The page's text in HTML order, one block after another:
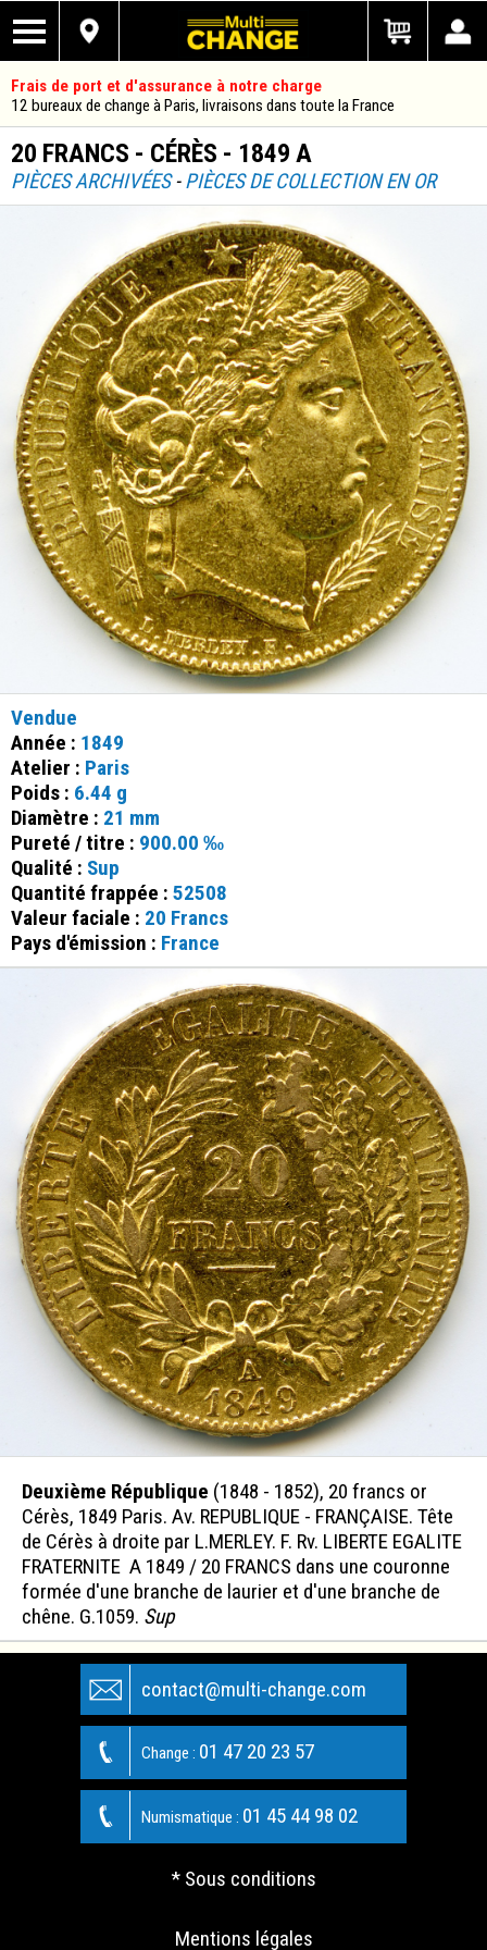
Frais de port et d'assurance à notre charge
12 bureaux de change à Paris, livraisons dans toute la France
20 FRANCS - CÉRÈS - 1849 A
PIÈCES ARCHIVÉES-PIÈCES DE COLLECTION EN OR
Vendue
Année : 1849
Atelier : Paris
Poids : 6.44 g
Diamètre : 21 mm
Pureté / titre : 900.00 ‰
Qualité : Sup
Quantité frappée : 52508
Valeur faciale : 20 Francs
Pays d'émission : France
Deuxième République (1848 - 1852), 20 francs or
Cérès, 1849 Paris. Av. REPUBLIQUE - FRANÇAISE. Tête
de Cérès à droite par L.MERLEY. F. Rv. LIBERTE EGALITE
FRATERNITE A 1849 / 20 FRANCS dans une couronne
formée d'une branche de laurier et d'une branche de
chêne. G.1059. Sup
contact@multi-change.com
Change : 01 47 20 23 57
Numismatique : 01 45 44 98 02
* Sous conditions
Mentions légales